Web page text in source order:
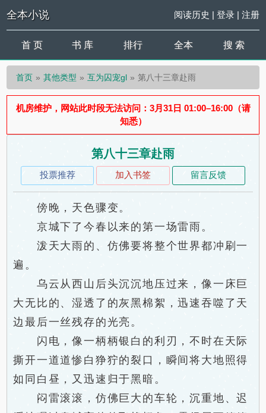
全本小说 阅读历史 | 登录| 注册
首 页 书 库 排行 全本 搜 索
首页 其他类型 互为囚宠gl 第八十三章赴雨
机房维护，网站此时段无法访问：3月31日 01:00–16:00（请
知悉）
第八十三章赴雨
投票推荐 加入书签 留言反馈
傍晚，天色骤变。
京城下了今春以来的第一场雷雨。
泼天大雨的、仿佛要将整个世界都冲刷一
遍。
乌云从西山后头沉沉地压过来，像一床巨
大无比的、湿透了的灰黑棉絮，迅速吞噬了天
边最后一丝残存的光亮。
闪电，像一柄柄银白的利刃，不时在天际
撕开一道道惨白狰狞的裂口，瞬间将大地照得
如同白昼，又迅速归于黑暗。
闷雷滚滚，仿佛巨大的车轮，沉重地、迟